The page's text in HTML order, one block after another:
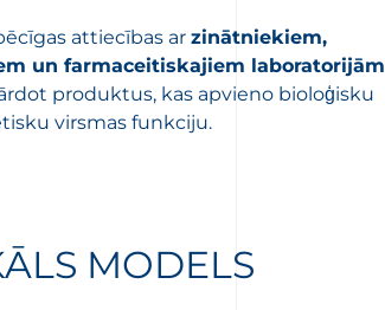
attiecības ar zinātniekiem,
un farmaceitiskajiem laboratorijām
produktus, kas apvieno bioloģisku
virsmas funkciju.
MODELS